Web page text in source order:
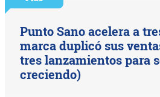
Punto Sano acelera a
marca duplicó sus
tres lanzamientos para
creciendo)